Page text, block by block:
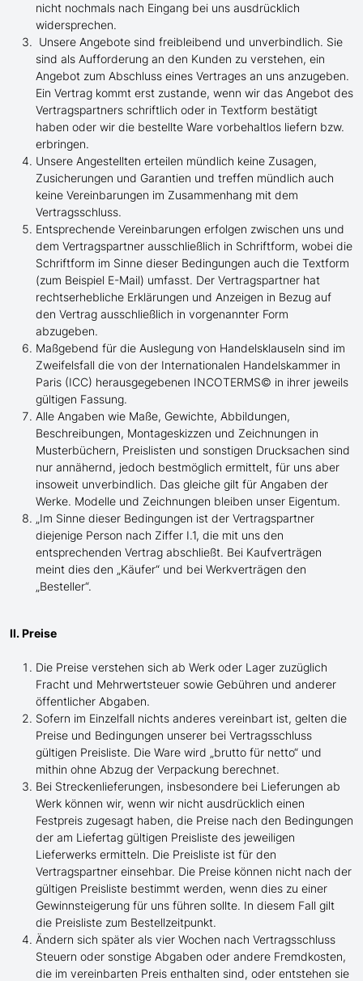
nicht nochmals nach Eingang bei uns ausdrücklich
widersprechen.
Unsere Angebote sind freibleibend und unverbindlich. Sie
sind als Aufforderung an den Kunden zu verstehen, ein
Angebot zum Abschluss eines Vertrages an uns anzugeben.
Ein Vertrag kommt erst zustande, wenn wir das Angebot des
Vertragspartners schriftlich oder in Textform bestätigt
haben oder wir die bestellte Ware vorbehaltlos liefern bzw.
erbringen.
Unsere Angestellten erteilen mündlich keine Zusagen,
Zusicherungen und Garantien und treffen mündlich auch
keine Vereinbarungen im Zusammenhang mit dem
Vertragsschluss.
Entsprechende Vereinbarungen erfolgen zwischen uns und
dem Vertragspartner ausschließlich in Schriftform, wobei die
Schriftform im Sinne dieser Bedingungen auch die Textform
(zum Beispiel E-Mail) umfasst. Der Vertragspartner hat
rechtserhebliche Erklärungen und Anzeigen in Bezug auf
den Vertrag ausschließlich in vorgenannter Form
abzugeben.
Maßgebend für die Auslegung von Handelsklauseln sind im
Zweifelsfall die von der Internationalen Handelskammer in
Paris (ICC) herausgegebenen INCOTERMS© in ihrer jeweils
gültigen Fassung.
Alle Angaben wie Maße, Gewichte, Abbildungen,
Beschreibungen, Montageskizzen und Zeichnungen in
Musterbüchern, Preislisten und sonstigen Drucksachen sind
nur annähernd, jedoch bestmöglich ermittelt, für uns aber
insoweit unverbindlich. Das gleiche gilt für Angaben der
Werke. Modelle und Zeichnungen bleiben unser Eigentum.
„Im Sinne dieser Bedingungen ist der Vertragspartner
diejenige Person nach Ziffer I.1, die mit uns den
entsprechenden Vertrag abschließt. Bei Kaufverträgen
meint dies den „Käufer“ und bei Werkverträgen den
„Besteller“.
II. Preise
Die Preise verstehen sich ab Werk oder Lager zuzüglich
Fracht und Mehrwertsteuer sowie Gebühren und anderer
öffentlicher Abgaben.
Sofern im Einzelfall nichts anderes vereinbart ist, gelten die
Preise und Bedingungen unserer bei Vertragsschluss
gültigen Preisliste. Die Ware wird „brutto für netto“ und
mithin ohne Abzug der Verpackung berechnet.
Bei Streckenlieferungen, insbesondere bei Lieferungen ab
Werk können wir, wenn wir nicht ausdrücklich einen
Festpreis zugesagt haben, die Preise nach den Bedingungen
der am Liefertag gültigen Preisliste des jeweiligen
Lieferwerks ermitteln. Die Preisliste ist für den
Vertragspartner einsehbar. Die Preise können nicht nach der
gültigen Preisliste bestimmt werden, wenn dies zu einer
Gewinnsteigerung für uns führen sollte. In diesem Fall gilt
die Preisliste zum Bestellzeitpunkt.
Ändern sich später als vier Wochen nach Vertragsschluss
Steuern oder sonstige Abgaben oder andere Fremdkosten,
die im vereinbarten Preis enthalten sind, oder entstehen sie